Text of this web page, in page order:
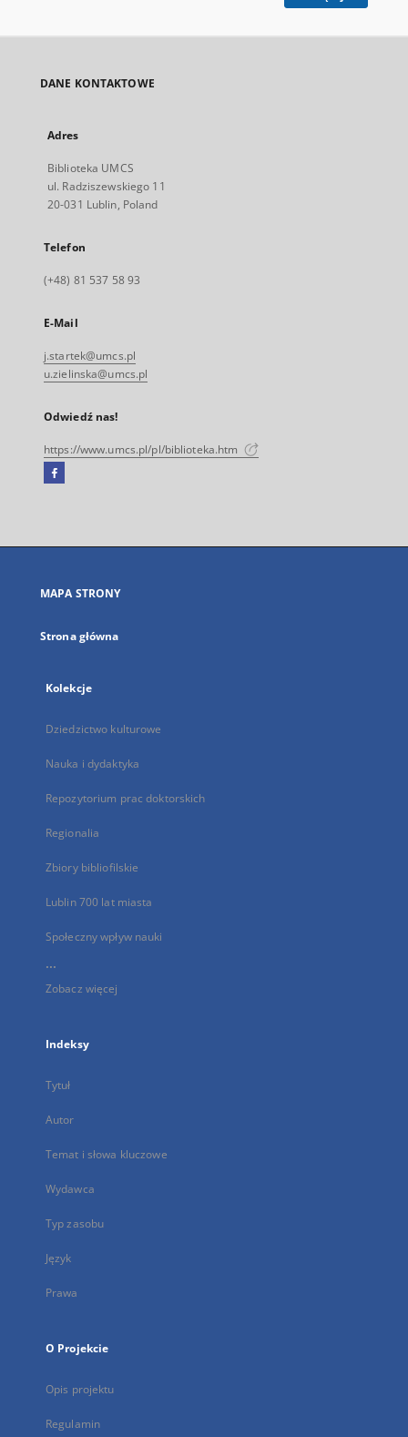
DANE KONTAKTOWE
Adres
Biblioteka UMCS
ul. Radziszewskiego 11
20-031 Lublin, Poland
Telefon
(+48) 81 537 58 93
E-Mail
j.startek@umcs.pl
u.zielinska@umcs.pl
Odwiedź nas!
https://www.umcs.pl/pl/biblioteka.htm
Facebook
się
karcie
MAPA STRONY
Strona główna
Kolekcje
Dziedzictwo kulturowe
Nauka i dydaktyka
Repozytorium prac doktorskich
Regionalia
Zbiory bibliofilskie
Lublin 700 lat miasta
Społeczny wpływ nauki
...
Zobacz więcej
Indeksy
Tytuł
Autor
Temat i słowa kluczowe
Wydawca
Typ zasobu
Język
Prawa
O Projekcie
Opis projektu
Regulamin